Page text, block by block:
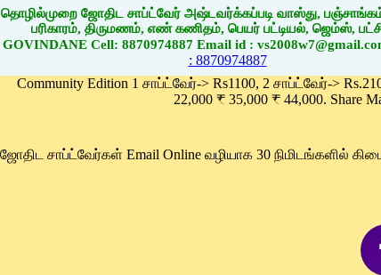
தொழில்முறை ஜோதிட சாப்ட்வேர் அஷ்டவர்க்கப்படி வாஸ்து,
பரிகாரம், திருமணம், எண் கணிதம், பெயர் பட்டியல், ஜெம்ஸ்,
GOVINDANE Cell: 8870974887 Email id :
: 8870974887
Community Edition 1 சாப்ட்வேர்-> Rs1100, 2 சாப்ட்வேர்->
22,000 ₹ 35,000 ₹ 44,000. Share
ஜோதிட சாப்ட்வேர்கள் Email Online வழியாக 30 நிமிடங்களில்